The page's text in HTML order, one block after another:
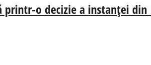
printr-o decizie a instanței